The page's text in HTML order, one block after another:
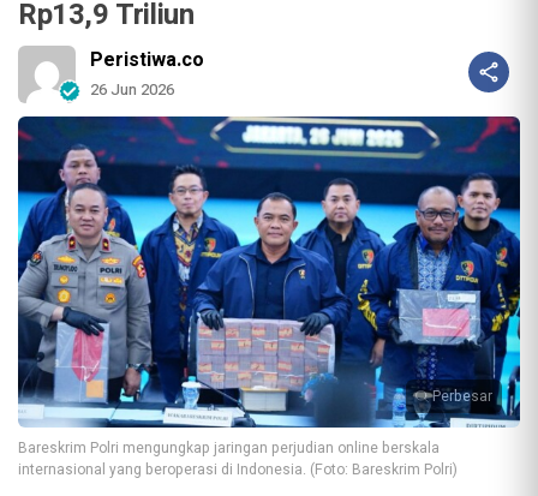
Rp13,9 Triliun
Peristiwa.co
26 Jun 2026
Perbesar
Bareskrim Polri mengungkap jaringan perjudian online berskala
internasional yang beroperasi di Indonesia. (Foto: Bareskrim Polri)